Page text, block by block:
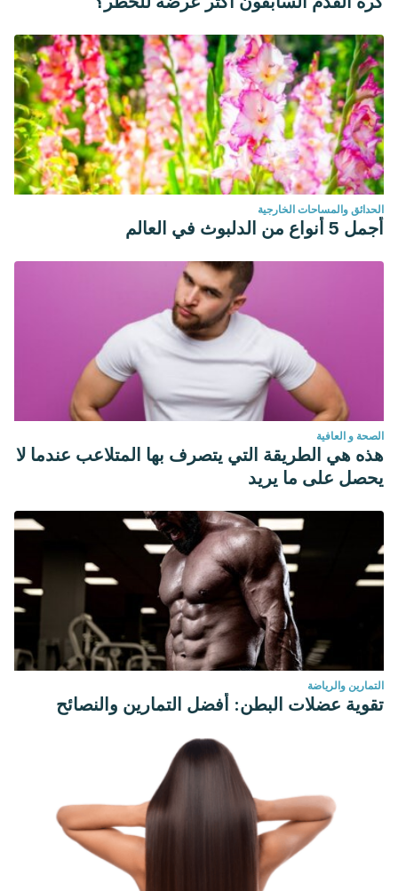
الحدائق والمساحات الخارجية
أجمل 5 أنواع من الدلبوث في العالم
الصحة و العافية
هذه هي الطريقة التي يتصرف بها المتلاعب عندما لا
يحصل على ما يريد
التمارين والرياضة
تقوية عضلات البطن: أفضل التمارين والنصائح